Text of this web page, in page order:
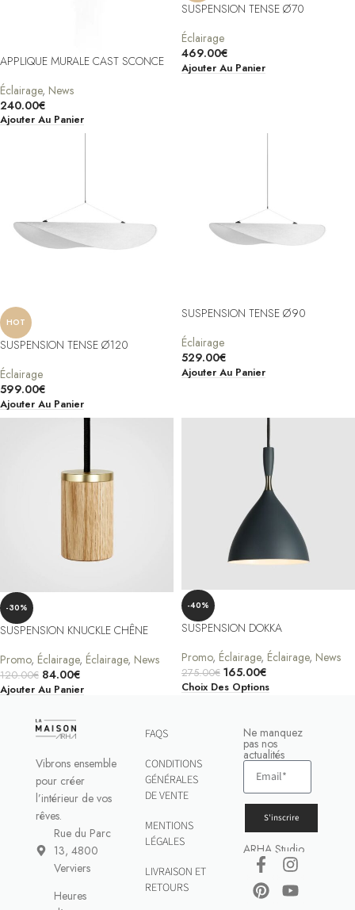
APPLIQUE MURALE CAST SCONCE
Éclairage, News
240.00€
Ajouter Au Panier
SUSPENSION TENSE Ø70
Éclairage
469.00€
Ajouter Au Panier
HOT
SUSPENSION TENSE Ø120
Éclairage
599.00€
Ajouter Au Panier
SUSPENSION TENSE Ø90
Éclairage
529.00€
Ajouter Au Panier
-30%
SUSPENSION KNUCKLE CHÊNE
Promo, Éclairage, Éclairage, News
120.00€ 84.00€
Ajouter Au Panier
-40%
SUSPENSION DOKKA
Promo, Éclairage, Éclairage, News
275.00€ 165.00€
Choix Des Options
Vibrons ensemble
pour créer
l’intérieur de vos
rêves.
Rue du Parc
13, 4800
Verviers
Heures
FAQS
CONDITIONS
GÉNÉRALES
DE VENTE
MENTIONS
LÉGALES
LIVRAISON ET
RETOURS
Ne manquez
pas nos
actualités
S'inscrire
ARHA Studio